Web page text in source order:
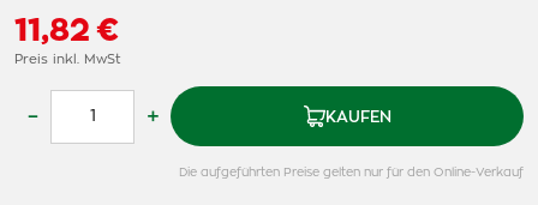
11,82 €
Preis inkl. MwSt
– + KAUFEN
Die aufgeführten Preise gelten nur für den Online-Verkauf